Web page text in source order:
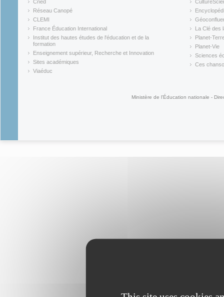
Cned
(link is external)
Réseau Canopé
(link is external)
CLEMI
(link is external)
France Éducation International
(link is external)
Institut des hautes études de l'éducation et de la
formation
(link is external)
Enseignement supérieur, Recherche et Innovation
(link is external)
Sites académiques
(link is external)
Viaéduc
(link is
(link is
(link is
La Clé des
(link is
Planet-
(link is
Planet-Vie
(link is
Sciences
(link is
Ces
Ministère de l'Éducation nationale -